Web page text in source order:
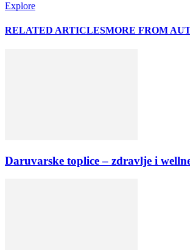
Explore
RELATED ARTICLESMORE FROM
Daruvarske toplice – zdravlje i